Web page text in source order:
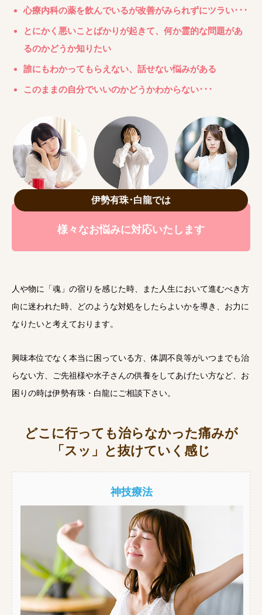
心療内科の薬を飲んでいるが改善がみられずにツラい･･･
とにかく悪いことばかりが起きて、何か霊的な問題があ
るのかどうか知りたい
誰にもわかってもらえない、話せない悩みがある
このままの自分でいいのかどうかわからない･･･
伊勢有珠･白龍では
様々なお悩みに対応いたします
人や物に「魂」の宿りを感じた時、また人生において進むべき方
向に迷われた時、どのような対処をしたらよいかを導き、お力に
なりたいと考えております。
興味本位でなく本当に困っている方、体調不良等がいつまでも治
らない方、ご先祖様や水子さんの供養をしてあげたい方など、お
困りの時は伊勢有珠・白龍にご相談下さい。
どこに行っても治らなかった痛みが
「スッ」と抜けていく感じ
神技療法